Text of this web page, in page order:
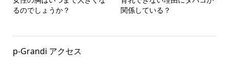
るのでしょうか？
関係している？
p-Grandi アクセス